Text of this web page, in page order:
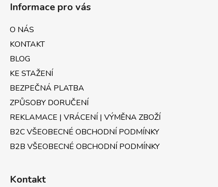
ý
p
i
s
Informace pro vás
O NÁS
KONTAKT
BLOG
KE STAŽENÍ
BEZPEČNÁ PLATBA
ZPŮSOBY DORUČENÍ
REKLAMACE | VRÁCENÍ | VÝMĚNA ZBOŽÍ
B2C VŠEOBECNÉ OBCHODNÍ PODMÍNKY
B2B VŠEOBECNÉ OBCHODNÍ PODMÍNKY
Kontakt